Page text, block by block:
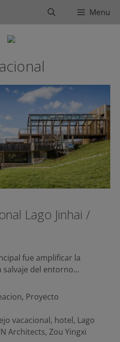
BuscarMenu
Lago Jinhai /
fue amplificar la
salvaje del entorno…
, Proyecto
vacacional, hotel, Lago
Architects, Zou Yingxi